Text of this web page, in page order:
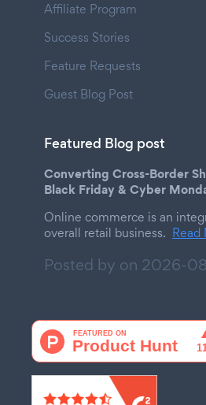
Affiliate Program
Success Stories
Feature Requests
Guest Blog Post
Featured Blog post
Converting Cross-Border
Black Friday & Cyber
Online commerce is an
overall retail business. Read
Posted by on 2026-